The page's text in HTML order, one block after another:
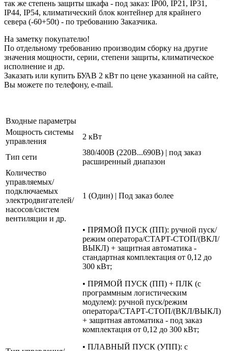
так же степень защиты шкафа - под заказ: IP00, IP21, IP31,
IP44, IP54, климатический блок контейнер для крайнего
севера (-60+50t) - по требованию Заказчика.
На заметку покупателю!
По отдельному требованию производим сборку на другие
значения мощности, серии, степени защиты, климатическое
исполнение и др.
Заказать или купить БУАВ 2 кВт по цене указанной на сайте,
Вы можете по телефону, e-mail.
Входные параметры
Мощность системы
управления
2 кВт
Тип сети
380/400В (220В...690В) | под заказ
расширенный диапазон
Количество
управляемых/
подключаемых
электродвигателей/
насосов/систем
вентиляции и др.
1 (Один) | Под заказ более
• ПРЯМОЙ ПУСК (ПП): ручной пуск/
режим оператора/СТАРТ-СТОП/(ВКЛ/
ВЫКЛ) + защитная автоматика -
стандартная комплектация от 0,12 до
300 кВт;
• ПРЯМОЙ ПУСК (ПП) + ПЛК (с
программным логистическим
модулем): ручной пуск/режим
оператора/СТАРТ-СТОП/(ВКЛ/ВЫКЛ)
+ защитная автоматика - под заказ
комплектация от 0,12 до 300 кВт;
• ПЛАВНЫЙ ПУСК (УПП): с